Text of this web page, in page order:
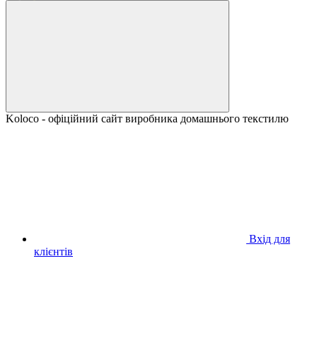
Koloco - офіційний сайт виробника домашнього текстилю
Вхід для
клієнтів